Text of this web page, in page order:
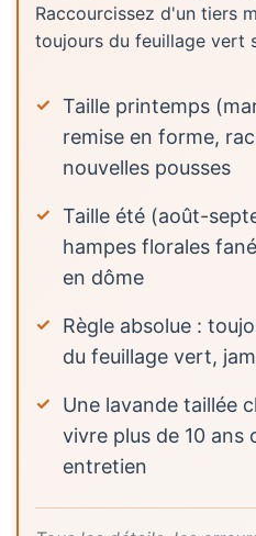
Raccourcissez d'un tiers
toujours du feuillage vert
Taille printemps
remise en forme,
nouvelles pousses
Taille été (août-
hampes florales
en dôme
Règle absolue :
du feuillage vert,
Une lavande taillée
vivre plus de 10
entretien